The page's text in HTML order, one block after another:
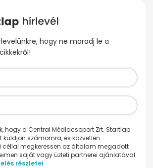
hogy ne maradj le a
hogy a Central Médiacsoport Zrt. Startlap
küldjön számomra, és közvetlen
céllal megkeressen az általam megadott
saját vagy üzleti partnerei ajánlatával.
részletei